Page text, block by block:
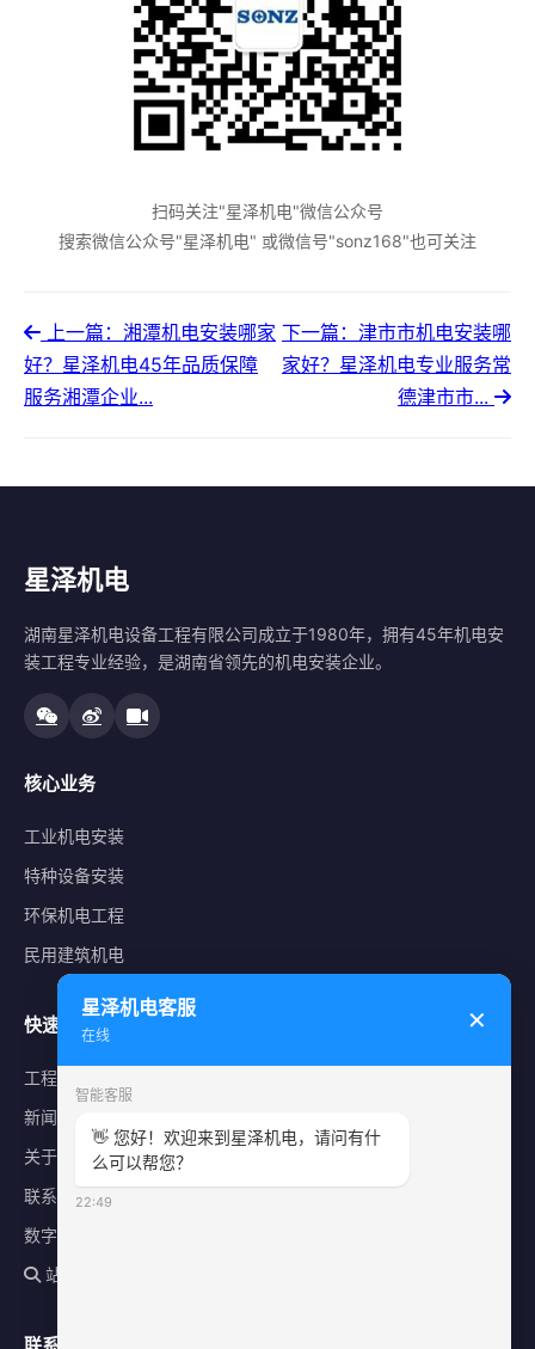
扫码关注"星泽机电"微信公众号
搜索微信公众号"星泽机电" 或微信号"sonz168"也可关注
上一篇：湘潭机电安装哪家
好？星泽机电45年品质保障
服务湘潭企业...
下一篇：津市市机电安装哪
家好？星泽机电专业服务常
德津市市...
星泽机电
湖南星泽机电设备工程有限公司成立于1980年，拥有45年机电安
装工程专业经验，是湖南省领先的机电安装企业。
核心业务
工业机电安装
特种设备安装
环保机电工程
民用建筑机电
快速导航
工程案例
新闻中心
关于星泽
联系我们
数字化平台
站内搜索
联系方式
星泽机电客服
在线
✕
智能客服
👋 您好！欢迎来到星泽机电，请问有什
么可以帮您？
22:49